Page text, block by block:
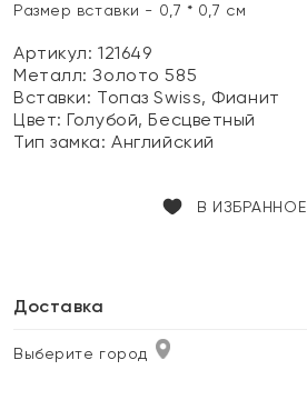
Размер вставки - 0,7 * 0,7 см
Артикул: 121649
Металл:Золото 585
Вставки: Топаз Swiss, Фианит
Цвет:Голубой, Бесцветный
Тип замка:Английский
В ИЗБРАННОЕ
Доставка
Выберите город